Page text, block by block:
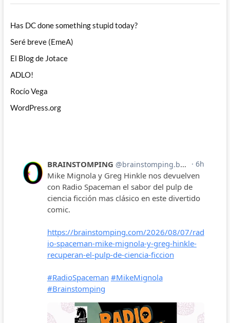
Has DC done something stupid today?
Seré breve (EmeA)
El Blog de Jotace
ADLO!
Rocío Vega
WordPress.org